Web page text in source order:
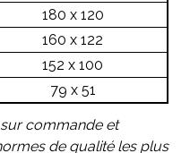
180 x 120
160 x 122
152 x 100
79 x 51
commande et
de qualité les plus